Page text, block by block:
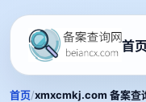
首页
首页/xmxcmkj.com 备案查